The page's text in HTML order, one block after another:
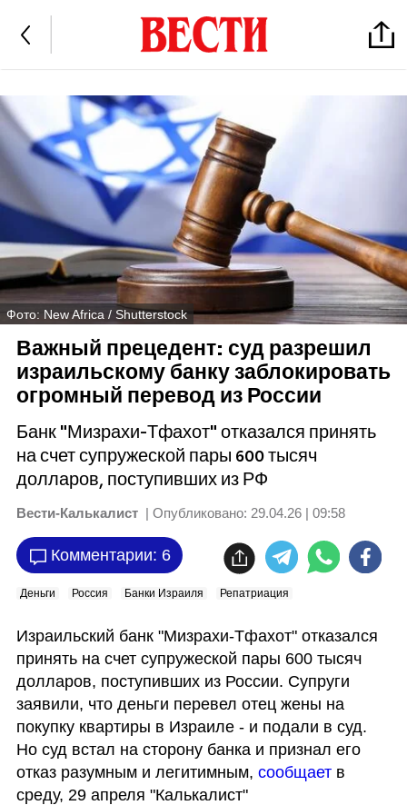
Фото: New Africa / Shutterstock
Важный прецедент: суд разрешил
израильскому банку заблокировать
огромный перевод из России
Банк "Мизрахи-Тфахот" отказался принять
на счет супружеской пары 600 тысяч
долларов, поступивших из РФ
Вести-Калькалист | Опубликовано: 29.04.26 | 09:58
Комментарии: 6
Деньги Россия Банки Израиля Репатриация
Израильский банк "Мизрахи-Тфахот" отказался
принять на счет супружеской пары 600 тысяч
долларов, поступивших из России. Супруги
заявили, что деньги перевел отец жены на
покупку квартиры в Израиле - и подали в суд.
Но суд встал на сторону банка и признал его
отказ разумным и легитимным, сообщает в
среду, 29 апреля "Калькалист"